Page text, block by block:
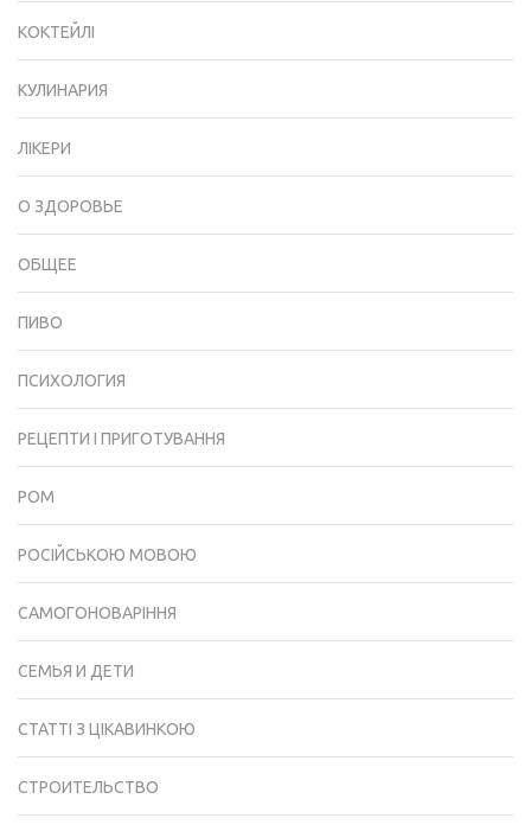
КОКТЕЙЛІ
КУЛИНАРИЯ
ЛІКЕРИ
О ЗДОРОВЬЕ
ОБЩЕЕ
ПИВО
ПСИХОЛОГИЯ
РЕЦЕПТИ І ПРИГОТУВАННЯ
РОМ
РОСІЙСЬКОЮ МОВОЮ
САМОГОНОВАРІННЯ
СЕМЬЯ И ДЕТИ
СТАТТІ З ЦІКАВИНКОЮ
СТРОИТЕЛЬСТВО